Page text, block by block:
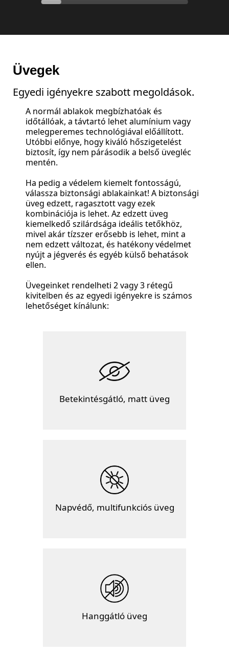
Üvegek
Egyedi igényekre szabott megoldások.
A normál ablakok megbízhatóak és
időtállóak, a távtartó lehet alumínium vagy
melegperemes technológiával előállított.
Utóbbi előnye, hogy kiváló hőszigetelést
biztosít, így nem párásodik a belső üvegléc
mentén.
Ha pedig a védelem kiemelt fontosságú,
válassza biztonsági ablakainkat! A biztonsági
üveg edzett, ragasztott vagy ezek
kombinációja is lehet. Az edzett üveg
kiemelkedő szilárdsága ideális tetőkhöz,
mivel akár tízszer erősebb is lehet, mint a
nem edzett változat, és hatékony védelmet
nyújt a jégverés és egyéb külső behatások
ellen.
Üvegeinket rendelheti 2 vagy 3 rétegű
kivitelben és az egyedi igényekre is számos
lehetőséget kínálunk:
Betekintésgátló, matt üveg
Napvédő, multifunkciós üveg
Hanggátló üveg